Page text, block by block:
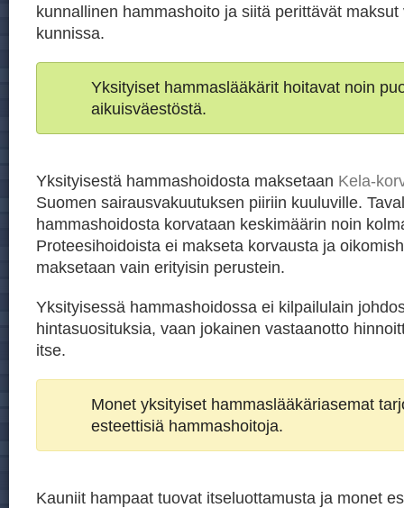
kunnallinen hammashoito ja siitä perittävät
kunnissa.
Yksityiset hammaslääkärit hoitavat noin
aikuisväestöstä.
Yksityisestä hammashoidosta maksetaan Kela-
Suomen sairausvakuutuksen piiriin kuuluville.
hammashoidosta korvataan keskimäärin noin
Proteesihoidoista ei makseta korvausta ja
maksetaan vain erityisin perustein.
Yksityisessä hammashoidossa ei kilpailulain
hintasuosituksia, vaan jokainen vastaanotto
itse.
Monet yksityiset hammaslääkäriasemat
esteettisiä hammashoitoja.
Kauniit hampaat tuovat itseluottamusta ja monet